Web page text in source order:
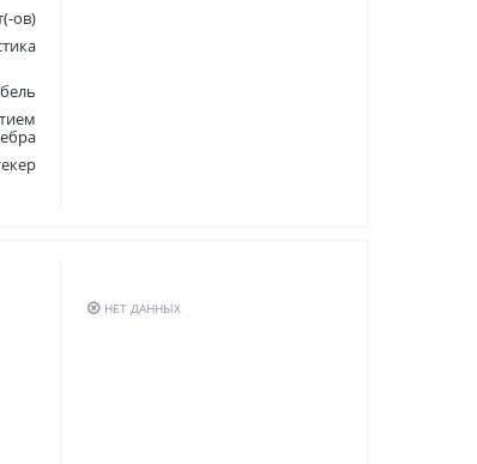
ов)
НЕТ ДАННЫХ